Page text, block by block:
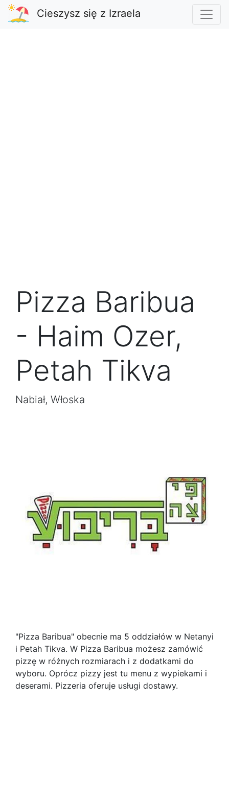
Cieszysz się z Izraela
Pizza Baribua
- Haim Ozer,
Petah Tikva
Nabiał, Włoska
"Pizza Baribua" obecnie ma 5 oddziałów w Netanyi
i Petah Tikva. W Pizza Baribua możesz zamówić
pizzę w różnych rozmiarach i z dodatkami do
wyboru. Oprócz pizzy jest tu menu z wypiekami i
deserami. Pizzeria oferuje usługi dostawy.